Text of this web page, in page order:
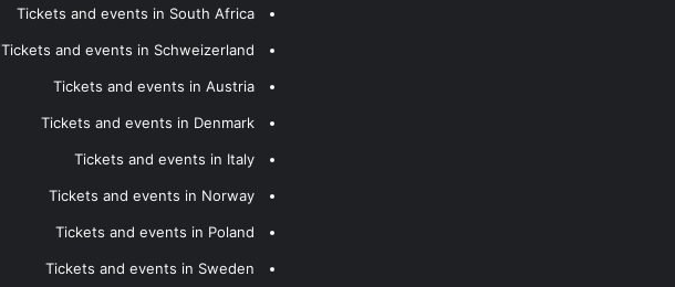
Tickets and events in South Africa
Tickets and events in Schweizerland
Tickets and events in Austria
Tickets and events in Denmark
Tickets and events in Italy
Tickets and events in Norway
Tickets and events in Poland
Tickets and events in Sweden